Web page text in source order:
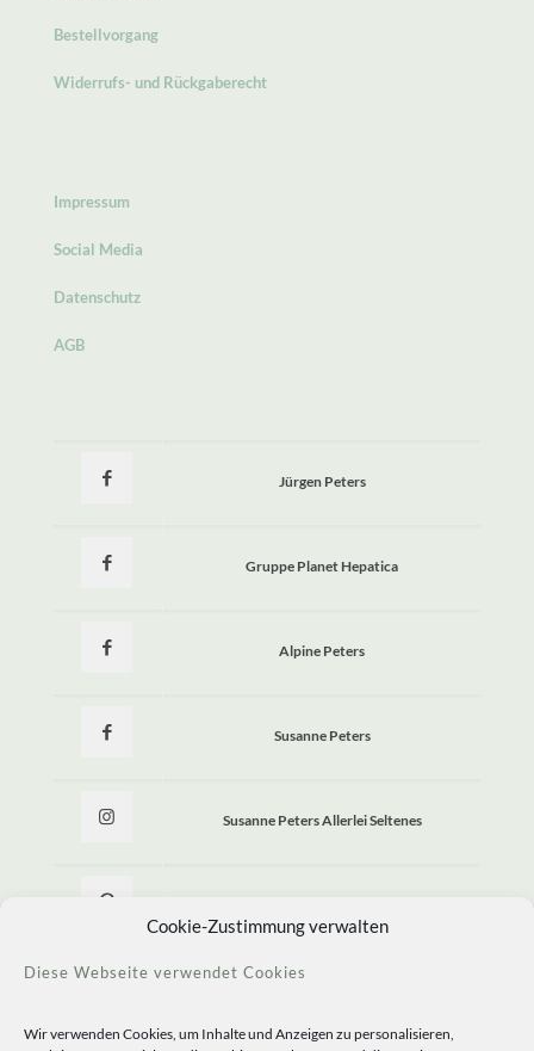
Cookie-Zustimmung verwalten
Diese Webseite verwendet Cookies
Wir verwenden Cookies, um Inhalte und Anzeigen zu personalisieren,
Bestellvorgang
Widerrufs- und Rückgaberecht
Impressum
Social Media
Datenschutz
AGB
Jürgen Peters
Gruppe Planet Hepatica
Alpine Peters
Susanne Peters
Susanne Peters Allerlei Seltenes